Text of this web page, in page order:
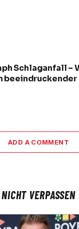
Schlaganfall –
ADD A COMMENT
NICHT VERPASSEN